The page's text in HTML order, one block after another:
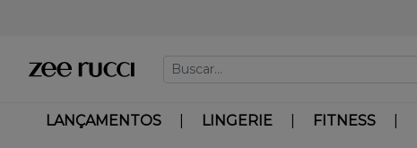
LANÇAMENTOS LINGERIE FITNESS